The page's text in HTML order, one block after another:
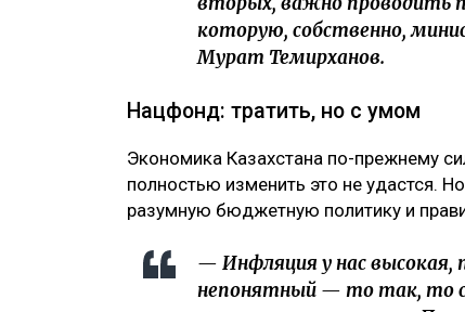
которую, собственно,
Мурат Темирханов.
Нацфонд: тратить, но с умом
Экономика Казахстана по-прежнему
полностью изменить это не удастся.
разумную бюджетную политику и
— Инфляция у нас высокая,
непонятный — то так, то